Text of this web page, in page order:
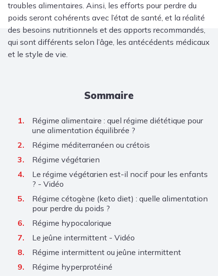
troubles alimentaires. Ainsi, les efforts pour perdre du
poids seront cohérents avec l’état de santé, et la réalité
des besoins nutritionnels et des apports recommandés,
qui sont différents selon l’âge, les antécédents médicaux
et le style de vie.
Sommaire
Régime alimentaire : quel régime diététique pour
une alimentation équilibrée ?
Régime méditerranéen ou crétois
Régime végétarien
Le régime végétarien est-il nocif pour les enfants
? - Vidéo
Régime cétogène (keto diet) : quelle alimentation
pour perdre du poids ?
Régime hypocalorique
Le jeûne intermittent - Vidéo
Régime intermittent ou jeûne intermittent
Régime hyperprotéiné